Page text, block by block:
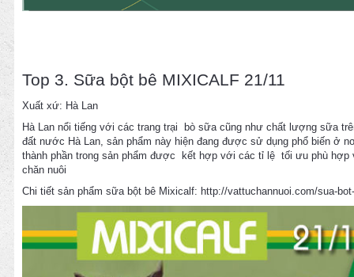
Top 3. Sữa bột bê MIXICALF 21/11
Xuất xứ: Hà Lan
Hà Lan nổi tiếng với các trang trại bò sữa cũng như chất lượng sữa
đất nước Hà Lan, sản phẩm này hiện đang được sử dụng phổ biến ở
thành phần trong sản phẩm được kết hợp với các tỉ lệ tối ưu phù
chăn nuôi
Chi tiết sản phẩm sữa bột bê Mixicalf: http://vattuchannuoi.com/sua-